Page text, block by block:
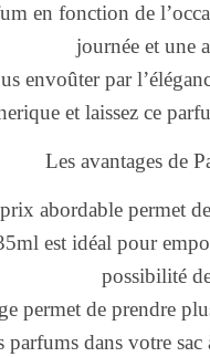
en fonction de
journée et une
envoûter par
et laissez ce
Les avantages de
abordable permet
est idéal pour
possibilité
permet de prendre
dans votre